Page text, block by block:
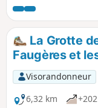
Sèches en
carabelles, nom
que compte le
entièrement balisé
La Grotte
Faugères et
Visorandonneur
6,32 km